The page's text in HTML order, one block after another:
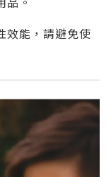
效能，請避免使